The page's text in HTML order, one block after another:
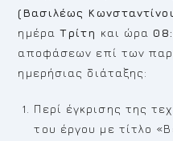
(Βασιλέως
ημέρα Τρίτη και ώρα
αποφάσεων επί των
ημερήσιας διάταξης:
Περί έγκρισης της
του έργου με τίτλο